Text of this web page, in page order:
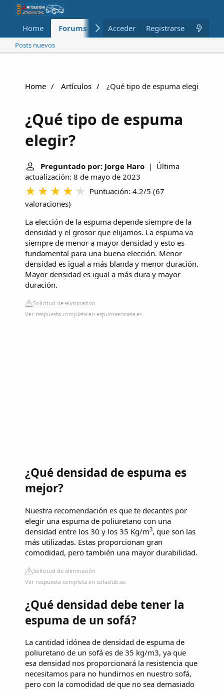
Home Forums Nuevo Miembros
Acceder Registrarse
Posts nuevos
Home Artículos ¿Qué tipo de espuma elegir?
¿Qué tipo de espuma
elegir?
Preguntado por: Jorge Haro | Última
actualización: 8 de mayo de 2023
Puntuación: 4.2/5 (67
valoraciones)
La elección de la espuma depende siempre de la
densidad y el grosor que elijamos. La espuma va
siempre de menor a mayor densidad y esto es
fundamental para una buena elección. Menor
densidad es igual a más blanda y menor duración.
Mayor densidad es igual a más dura y mayor
duración.
Solicitud de eliminación
Ver respuesta completa en espumaencasa.es
¿Qué densidad de espuma es
mejor?
Nuestra recomendación es que te decantes por
elegir una espuma de poliuretano con una
densidad entre los 30 y los 35 Kg/m3, que son las
más utilizadas. Estas proporcionan gran
comodidad, pero también una mayor durabilidad.
Solicitud de eliminación
Ver respuesta completa en sofaclub.es
¿Qué densidad debe tener la
espuma de un sofá?
La cantidad idónea de densidad de espuma de
poliuretano de un sofá es de 35 kg/m3, ya que
esa densidad nos proporcionará la resistencia que
necesitamos para no hundirnos en nuestro sofá,
pero con la comodidad de que no sea demasiado